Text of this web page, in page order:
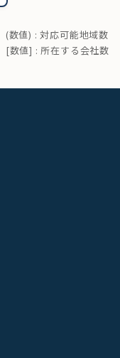
(数値) : 対応可能地域数
[数値] : 所在する会社数